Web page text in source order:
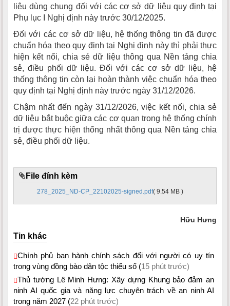
liệu dùng chung đối với các cơ sở dữ liệu quy định tại
Phụ lục I Nghị định này trước 30/12/2025.
Đối với các cơ sở dữ liệu, hệ thống thông tin đã được
chuẩn hóa theo quy định tại Nghị định này thì phải thực
hiện kết nối, chia sẻ dữ liệu thông qua Nền tảng chia
sẻ, điều phối dữ liệu. Đối với các cơ sở dữ liệu, hệ
thống thông tin còn lại hoàn thành việc chuẩn hóa theo
quy định tại Nghị định này trước ngày 31/12/2026.
Chậm nhất đến ngày 31/12/2026, việc kết nối, chia sẻ
dữ liệu bắt buộc giữa các cơ quan trong hệ thống chính
trị được thực hiện thống nhất thông qua Nền tảng chia
sẻ, điều phối dữ liệu.
File đính kèm
278_2025_ND-CP_22102025-signed.pdf( 9.54 MB )
Hữu Hưng
Tin khác
Chính phủ ban hành chính sách đối với người có uy tín
trong vùng đồng bào dân tộc thiểu số (15 phút trước)
Thủ tướng Lê Minh Hưng: Xây dựng Khung bảo đảm an
ninh AI quốc gia và năng lực chuyên trách về an ninh AI
trong năm 2027 (22 phút trước)